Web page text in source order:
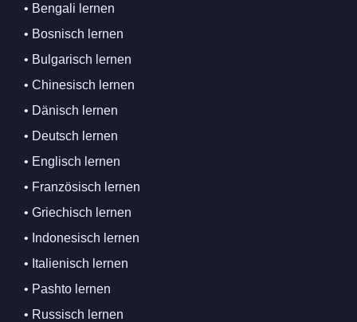
• Bengali lernen
• Bosnisch lernen
• Bulgarisch lernen
• Chinesisch lernen
• Dänisch lernen
• Deutsch lernen
• Englisch lernen
• Französisch lernen
• Griechisch lernen
• Indonesisch lernen
• Italienisch lernen
• Pashto lernen
• Russisch lernen